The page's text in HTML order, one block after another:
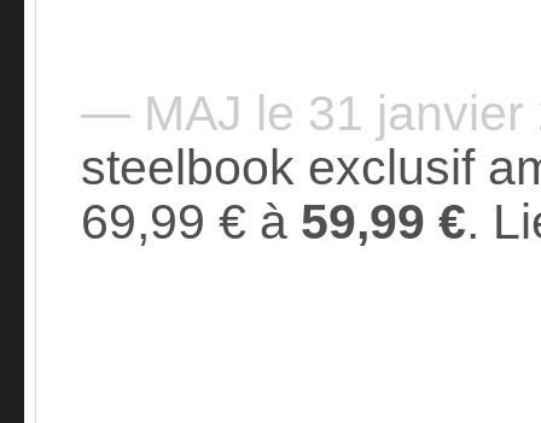
— MAJ le 31
steelbook exclusif
69,99 € à 59,99 €.